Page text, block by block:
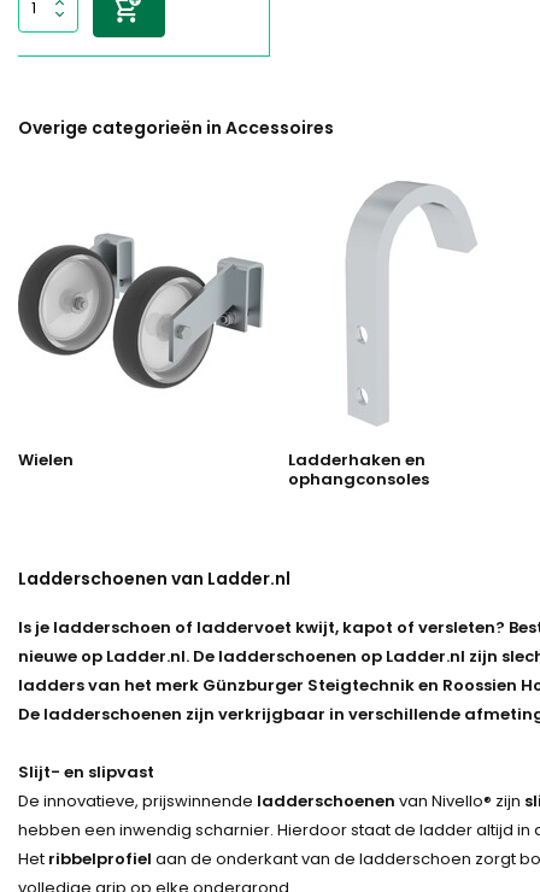
Overige categorieën in Accessoires
Wielen
Ladderhaken en
ophangconsoles
Ladderschoenen van Ladder.nl
Is je ladderschoen of laddervoet kwijt, kapot of versleten?
nieuwe op Ladder.nl. De ladderschoenen op Ladder.nl zijn
ladders van het merk Günzburger Steigtechnik en Roossien
De ladderschoenen zijn verkrijgbaar in verschillende
Slijt- en slipvast
De innovatieve, prijswinnende ladderschoenen van Nivello® zijn
hebben een inwendig scharnier. Hierdoor staat de ladder altijd in
Het ribbelprofiel aan de onderkant van de ladderschoen zorgt
volledige grip op elke ondergrond.